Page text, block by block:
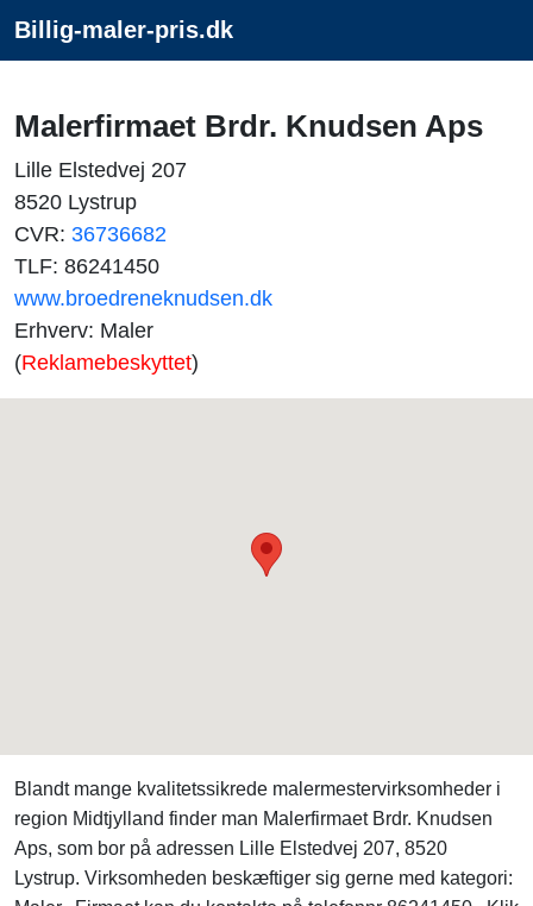
Billig-maler-pris.dk
Malerfirmaet Brdr. Knudsen Aps
Lille Elstedvej 207
8520 Lystrup
CVR: 36736682
TLF: 86241450
www.broedreneknudsen.dk
Erhverv: Maler
(Reklamebeskyttet)
Blandt mange kvalitetssikrede malermestervirksomheder i
region Midtjylland finder man Malerfirmaet Brdr. Knudsen
Aps, som bor på adressen Lille Elstedvej 207, 8520
Lystrup. Virksomheden beskæftiger sig gerne med kategori: